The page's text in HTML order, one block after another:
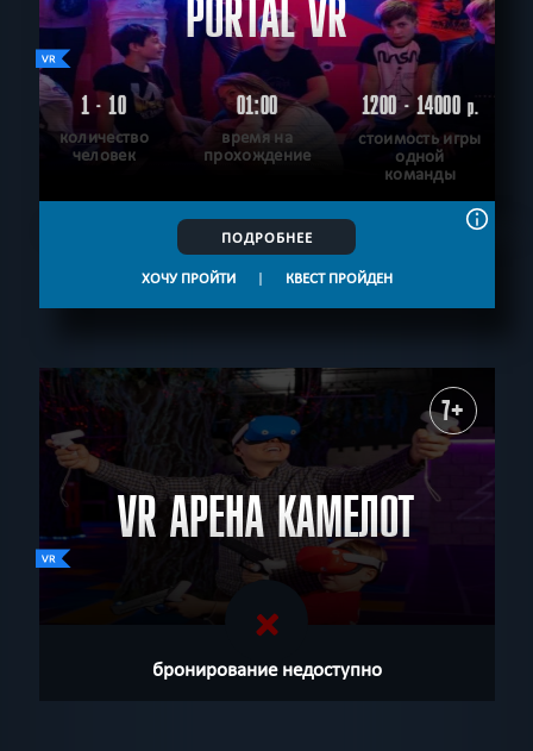
PORTAL VR
1 - 10
количество
человек
01:00
время на
прохождение
1200 - 14000р.
стоимость игры
одной
команды
ПОДРОБНЕЕ
ХОЧУ ПРОЙТИ | КВЕСТ ПРОЙДЕН
7+
VR АРЕНА КАМЕЛОТ
бронирование недоступно